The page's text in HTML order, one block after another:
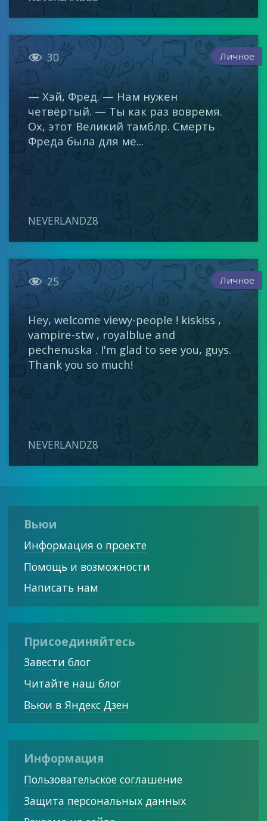
 30 Личное
— Хэй, Фред. — Нам нужен
четвёртый. — Ты как раз вовремя.
Ох, этот Великий тамблр. Смерть
Фреда была для ме...
NEVERLANDZ8
 25 Личное
Hey, welcome viewy-people ! kiskiss ,
vampire-stw , royalblue and
pechenuska . I'm glad to see you, guys.
Thank you so much!
NEVERLANDZ8
Вьюи
Информация о проекте
Помощь и возможности
Написать нам
Присоединяйтесь
Завести блог
Читайте наш блог
Вьюи в Яндекс Дзен
Информация
Пользовательское соглашение
Защита персональных данных